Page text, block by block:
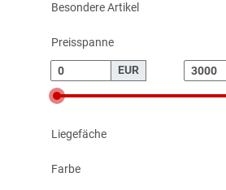
Besondere Artikel
Preisspanne
EUR
Liegefäche
Farbe